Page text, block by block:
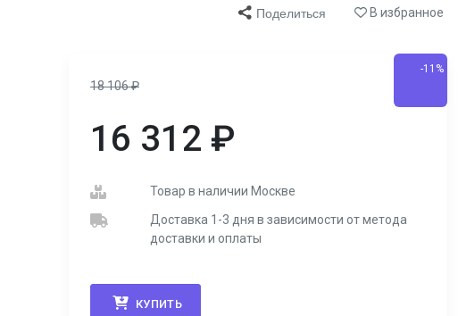
Поделиться В избранное
18 106₽
-11%
16 312 ₽
Товар в наличии Москве
Доставка 1-3 дня в зависимости от метода
доставки и оплаты
КУПИТЬ